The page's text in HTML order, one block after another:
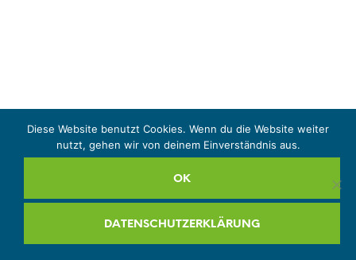
Diese Website benutzt Cookies. Wenn du die Website weiter
nutzt, gehen wir von deinem Einverständnis aus.
OK
DATENSCHUTZERKLÄRUNG